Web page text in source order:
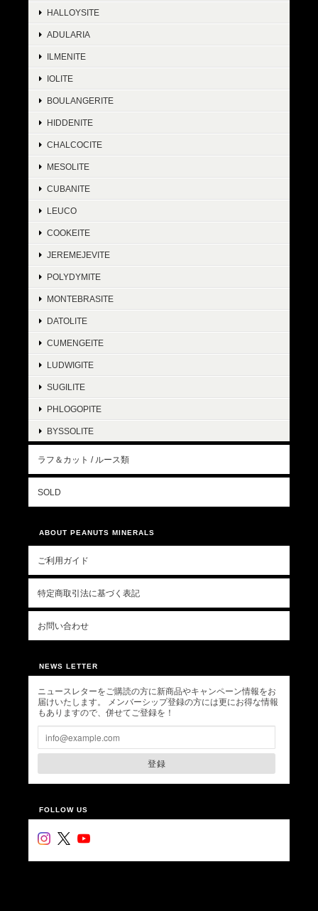
HALLOYSITE
ADULARIA
ILMENITE
IOLITE
BOULANGERITE
HIDDENITE
CHALCOCITE
MESOLITE
CUBANITE
LEUCO
COOKEITE
JEREMEJEVITE
POLYDYMITE
MONTEBRASITE
DATOLITE
CUMENGEITE
LUDWIGITE
SUGILITE
PHLOGOPITE
BYSSOLITE
ラフ＆カット / ルース類
SOLD
ABOUT PEANUTS MINERALS
ご利用ガイド
特定商取引法に基づく表記
お問い合わせ
NEWS LETTER
ニュースレターをご購読の方に新商品やキャンペーン情報をお
届けいたします。 メンバーシップ登録の方には更にお得な情報
もありますので、併せてご登録を！
登録
FOLLOW US